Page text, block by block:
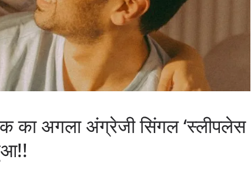
का अगला अंग्रेजी सिंगल ‘स्लीपलेस